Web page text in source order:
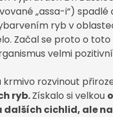
„assa-i“) spadlé
ryb v
Začal se proto o
velmi
rozvinout
ryb.Získalo si velkou
cichlid, ale